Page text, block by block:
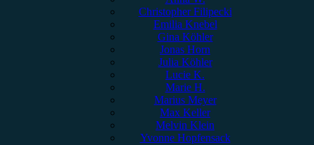
Christopher Filipecki
Emilia Knebel
Gina Köhler
Jonas Horn
Julia Köhler
Lucie K.
Marie H.
Marius Meyer
Max Keller
Melvin Klein
Yvonne Hopfensack